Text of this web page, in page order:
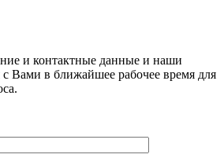
и контактные данные и наши
Вами в ближайшее рабочее время для